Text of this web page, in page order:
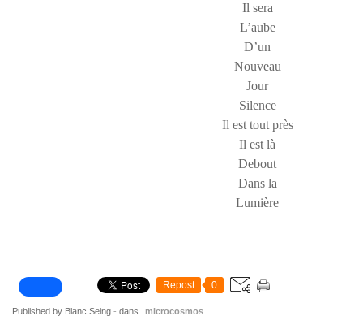
Il sera
L’aube
D’un
Nouveau
Jour
Silence
Il est tout près
Il est là
Debout
Dans la
Lumière
Repost 0
Published by Blanc Seing - dans
microcosmos